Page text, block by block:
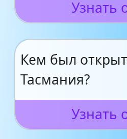
Узнать
Кем был
Тасмания?
Узнать